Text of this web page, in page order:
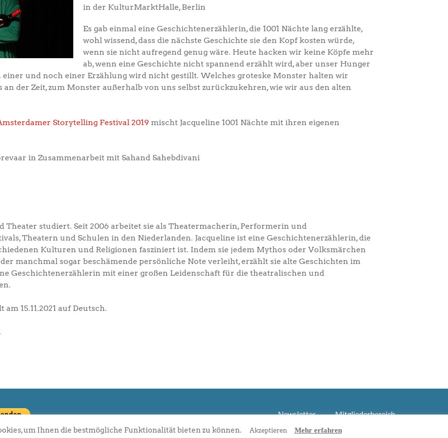
in der KulturMarktHalle, Berlin
Es gab einmal eine Geschichtenerzählerin, die 1001 Nächte lang erzählte,
wohl wissend, dass die nächste Geschichte sie den Kopf kosten würde,
wenn sie nicht aufregend genug wäre. Heute hacken wir keine Köpfe mehr
ab, wenn eine Geschichte nicht spannend erzählt wird, aber unser Hunger
und noch einer Erzählung wird nicht gestillt. Welches groteske Monster halten wir
an der Zeit, zum Monster außerhalb von uns selbst zurückzukehren, wie wir aus den alten
Storytelling Festival 2019 mischt Jacqueline 1001 Nächte mit ihren eigenen
in Zusammenarbeit mit Sahand Sahebdivani
Theater studiert. Seit 2006 arbeitet sie als Theatermacherin, Performerin und
Theatern und Schulen in den Niederlanden. Jacqueline ist eine Geschichtenerzählerin, die
Kulturen und Religionen fasziniert ist. Indem sie jedem Mythos oder Volksmärchen
manchmal sogar beschämende persönliche Note verleiht, erzählt sie alte Geschichten im
Geschichtenerzählerin mit einer großen Leidenschaft für die theatralischen und
15.11.2021 auf Deutsch.
.
Newsletter Mitgliederbereich
um Ihnen die bestmögliche Funktionalität bieten zu können. Akzeptieren Mehr erfahren